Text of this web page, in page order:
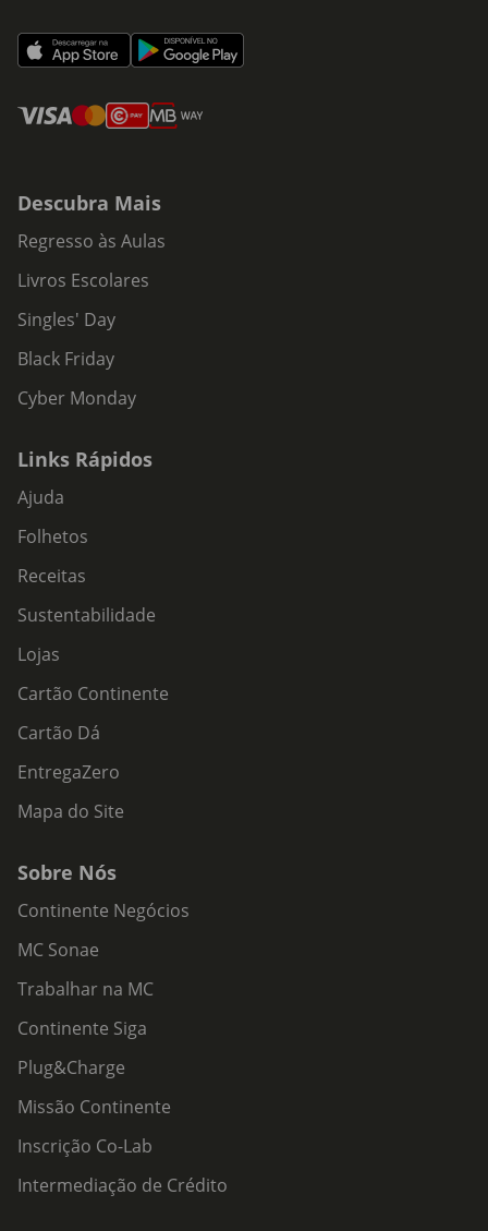
Descubra Mais
Regresso às Aulas
Livros Escolares
Singles' Day
Black Friday
Cyber Monday
Links Rápidos
Ajuda
Folhetos
Receitas
Sustentabilidade
Lojas
Cartão Continente
Cartão Dá
EntregaZero
Mapa do Site
Sobre Nós
Continente Negócios
MC Sonae
Trabalhar na MC
Continente Siga
Plug&Charge
Missão Continente
Inscrição Co-Lab
Intermediação de Crédito